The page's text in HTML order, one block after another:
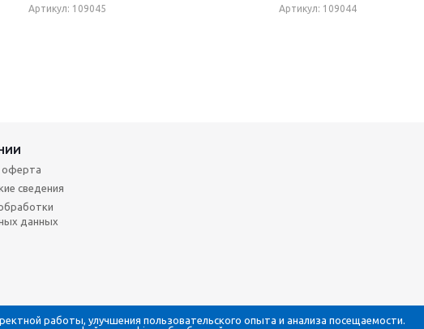
Артикул: 109045 Артикул: 109044
оферта
сведения
данных
работы, улучшения пользовательского опыта и анализа посещаемости.